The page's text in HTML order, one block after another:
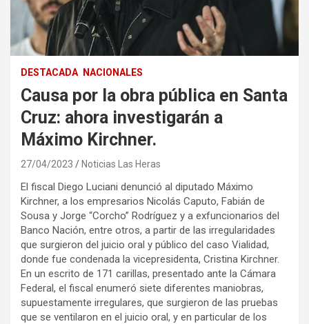
DESTACADA NACIONALES
Causa por la obra pública en Santa
Cruz: ahora investigarán a
Máximo Kirchner.
27/04/2023 Noticias Las Heras
El fiscal Diego Luciani denunció al diputado Máximo
Kirchner, a los empresarios Nicolás Caputo, Fabián de
Sousa y Jorge “Corcho” Rodríguez y a exfuncionarios del
Banco Nación, entre otros, a partir de las irregularidades
que surgieron del juicio oral y público del caso Vialidad,
donde fue condenada la vicepresidenta, Cristina Kirchner.
En un escrito de 171 carillas, presentado ante la Cámara
Federal, el fiscal enumeró siete diferentes maniobras,
supuestamente irregulares, que surgieron de las pruebas
que se ventilaron en el juicio oral, y en particular de los